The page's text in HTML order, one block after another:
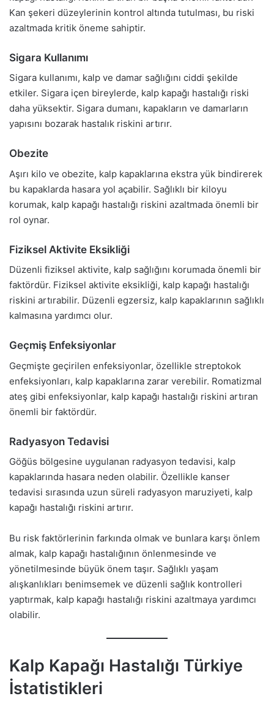
Kan şekeri düzeylerinin kontrol altında tutulması, bu riski
azaltmada kritik öneme sahiptir.
Sigara Kullanımı
Sigara kullanımı, kalp ve damar sağlığını ciddi şekilde
etkiler. Sigara içen bireylerde, kalp kapağı hastalığı riski
daha yüksektir. Sigara dumanı, kapakların ve damarların
yapısını bozarak hastalık riskini artırır.
Obezite
Aşırı kilo ve obezite, kalp kapaklarına ekstra yük bindirerek
bu kapaklarda hasara yol açabilir. Sağlıklı bir kiloyu
korumak, kalp kapağı hastalığı riskini azaltmada önemli bir
rol oynar.
Fiziksel Aktivite Eksikliği
Düzenli fiziksel aktivite, kalp sağlığını korumada önemli bir
faktördür. Fiziksel aktivite eksikliği, kalp kapağı hastalığı
riskini artırabilir. Düzenli egzersiz, kalp kapaklarının sağlıklı
kalmasına yardımcı olur.
Geçmiş Enfeksiyonlar
Geçmişte geçirilen enfeksiyonlar, özellikle streptokok
enfeksiyonları, kalp kapaklarına zarar verebilir. Romatizmal
ateş gibi enfeksiyonlar, kalp kapağı hastalığı riskini artıran
önemli bir faktördür.
Radyasyon Tedavisi
Göğüs bölgesine uygulanan radyasyon tedavisi, kalp
kapaklarında hasara neden olabilir. Özellikle kanser
tedavisi sırasında uzun süreli radyasyon maruziyeti, kalp
kapağı hastalığı riskini artırır.
Bu risk faktörlerinin farkında olmak ve bunlara karşı önlem
almak, kalp kapağı hastalığının önlenmesinde ve
yönetilmesinde büyük önem taşır. Sağlıklı yaşam
alışkanlıkları benimsemek ve düzenli sağlık kontrolleri
yaptırmak, kalp kapağı hastalığı riskini azaltmaya yardımcı
olabilir.
Kalp Kapağı Hastalığı Türkiye
İstatistikleri